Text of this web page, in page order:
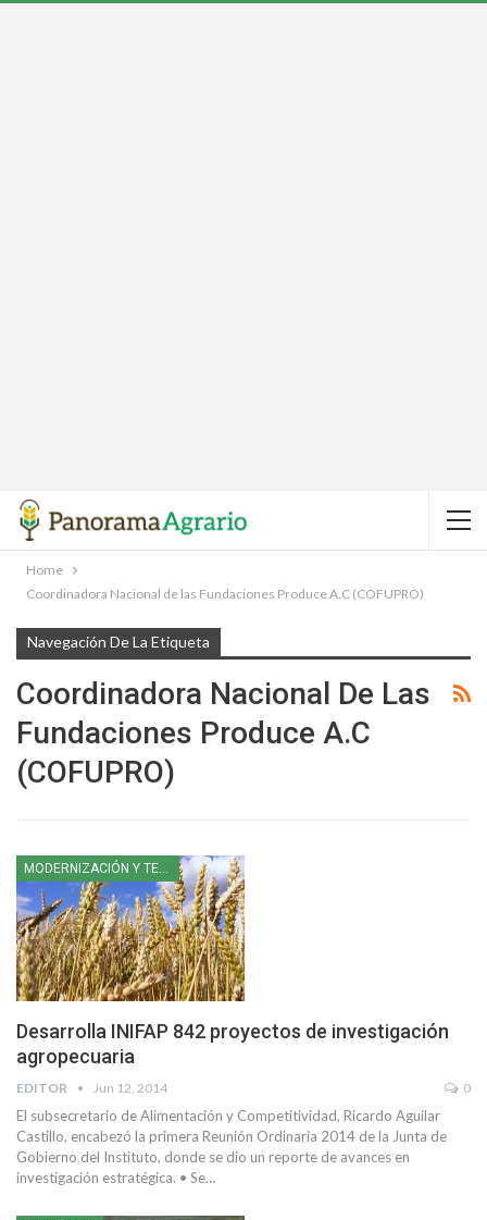
Home
Coordinadora Nacional de las Fundaciones Produce A.C (COFUPRO)
Navegación De La Etiqueta
Coordinadora Nacional De Las
Fundaciones Produce A.C
(COFUPRO)
Desarrolla INIFAP 842 proyectos de investigación
agropecuaria
EDITOR Jun 12, 2014 0
El subsecretario de Alimentación y Competitividad, Ricardo Aguilar
Castillo, encabezó la primera Reunión Ordinaria 2014 de la Junta de
Gobierno del Instituto, donde se dio un reporte de avances en
investigación estratégica. • Se…